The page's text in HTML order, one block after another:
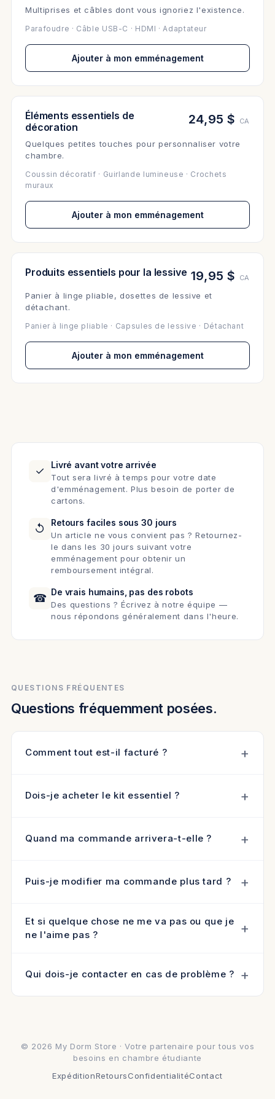
Multiprises et câbles dont vous ignoriez l'existence.
Parafoudre · Câble USB-C · HDMI · Adaptateur
Ajouter à mon emménagement
Éléments essentiels de
décoration
24,95 $ CA
Quelques petites touches pour personnaliser votre
chambre.
Coussin décoratif · Guirlande lumineuse · Crochets
muraux
Ajouter à mon emménagement
Produits essentiels pour la lessive 19,95 $ CA
Panier à linge pliable, dosettes de lessive et
détachant.
Panier à linge pliable · Capsules de lessive · Détachant
Ajouter à mon emménagement
✓ Livré avant votre arrivée
Tout sera livré à temps pour votre date
d'emménagement. Plus besoin de porter de
cartons.
↺ Retours faciles sous 30 jours
Un article ne vous convient pas ? Retournez-
le dans les 30 jours suivant votre
emménagement pour obtenir un
remboursement intégral.
☎ De vrais humains, pas des robots
Des questions ? Écrivez à notre équipe —
nous répondons généralement dans l'heure.
QUESTIONS FRÉQUENTES
Questions fréquemment posées.
Comment tout est-il facturé ?
Dois-je acheter le kit essentiel ?
Quand ma commande arrivera-t-elle ?
Puis-je modifier ma commande plus tard ?
Et si quelque chose ne me va pas ou que je
ne l'aime pas ?
Qui dois-je contacter en cas de problème ?
© 2026 My Dorm Store · Votre partenaire pour tous vos
besoins en chambre étudiante
ExpéditionRetoursConfidentialitéContact